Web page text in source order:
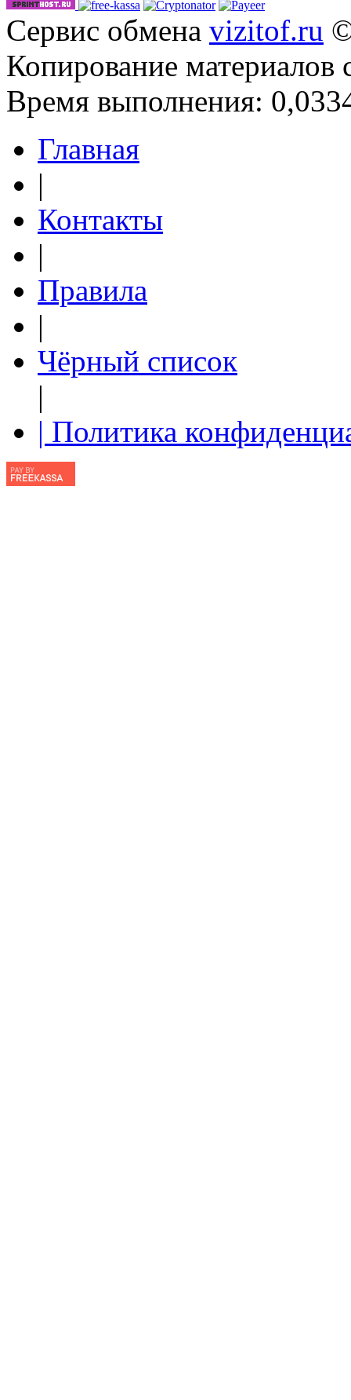
Сервис обмена vizitof.ru
Копирование материалов
Время выполнения:
Главная
|
Контакты
|
Правила
|
Чёрный список
|
| Политика